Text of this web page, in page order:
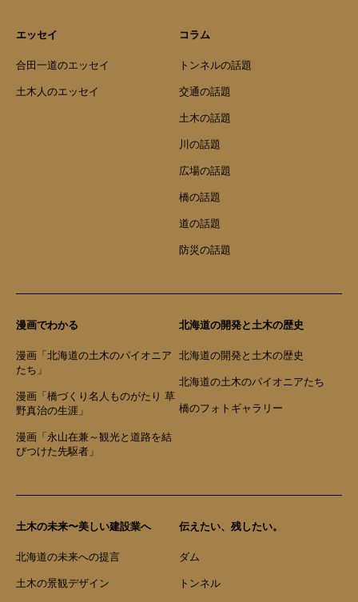
エッセイ
合田一道のエッセイ
土木人のエッセイ
コラム
トンネルの話題
交通の話題
土木の話題
川の話題
広場の話題
橋の話題
道の話題
防災の話題
漫画でわかる
漫画「北海道の土木のパイオニア
たち」
漫画「橋づくり名人ものがたり 草
野真治の生涯」
漫画「永山在兼～観光と道路を結
びつけた先駆者」
北海道の開発と土木の歴史
北海道の開発と土木の歴史
北海道の土木のパイオニアたち
橋のフォトギャラリー
土木の未来〜美しい建設業へ
北海道の未来への提言
土木の景観デザイン
伝えたい、残したい。
ダム
トンネル